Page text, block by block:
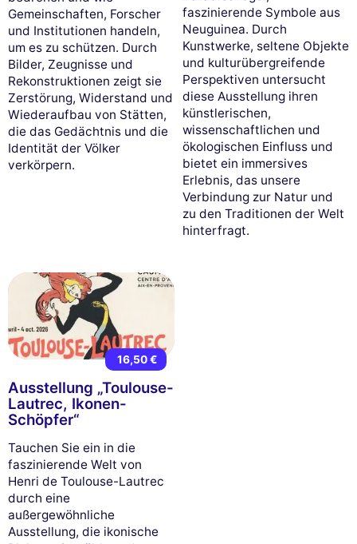
Gemeinschaften, Forscher
und Institutionen handeln,
um es zu schützen. Durch
Bilder, Zeugnisse und
Rekonstruktionen zeigt sie
Zerstörung, Widerstand und
Wiederaufbau von Stätten,
die das Gedächtnis und die
Identität der Völker
verkörpern.
faszinierende Symbole aus
Neuguinea. Durch
Kunstwerke, seltene Objekte
und kulturübergreifende
Perspektiven untersucht
diese Ausstellung ihren
künstlerischen,
wissenschaftlichen und
ökologischen Einfluss und
bietet ein immersives
Erlebnis, das unsere
Verbindung zur Natur und
zu den Traditionen der Welt
hinterfragt.
16,50 €
Ausstellung „Toulouse-
Lautrec, Ikonen-
Schöpfer“
Tauchen Sie ein in die
faszinierende Welt von
Henri de Toulouse-Lautrec
durch eine
außergewöhnliche
Ausstellung, die ikonische